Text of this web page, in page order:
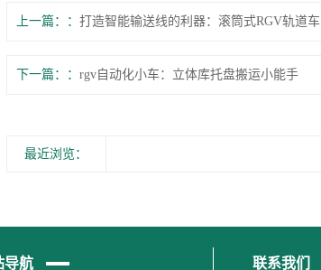
上一篇： 打造智能输送线的利器：滚筒式RGV轨道车
下一篇： rgv自动化小车：立体库托盘搬运小能手
最近浏览：
导航 联系我们